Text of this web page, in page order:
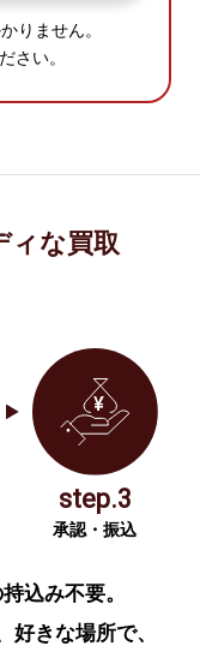
りません。
さい。
ィな買取
step.3
承認・振込
込み不要。
きな場所で、